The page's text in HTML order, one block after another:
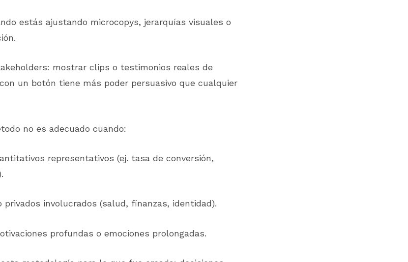
estás ajustando microcopys, jerarquías visuales o
mostrar clips o testimonios reales de
un botón tiene más poder persuasivo que cualquier
no es adecuado cuando:
representativos (ej. tasa de conversión,
privados involucrados (salud, finanzas, identidad).
profundas o emociones prolongadas.